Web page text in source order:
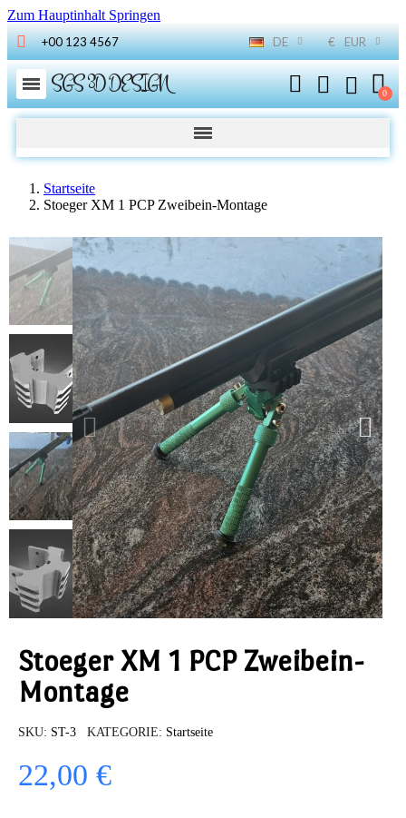
Zum Hauptinhalt Springen
+00 123 4567 DE € EUR
SGS 3D DESIGN
Startseite
Stoeger XM 1 PCP Zweibein-Montage
Stoeger XM 1 PCP Zweibein-
Montage
SKU ST-3 KATEGORIE Startseite
22,00 €